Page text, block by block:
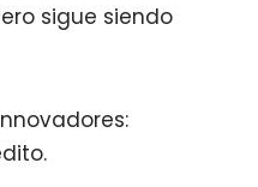
sigue siendo